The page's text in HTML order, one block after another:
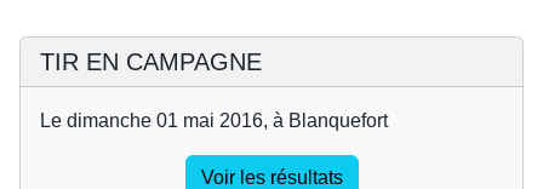
TIR EN CAMPAGNE
Le dimanche 01 mai 2016, à Blanquefort
Voir les résultats